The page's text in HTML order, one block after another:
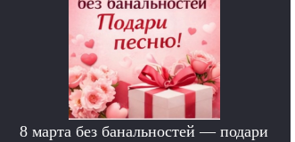
8 марта без банальностей — подари